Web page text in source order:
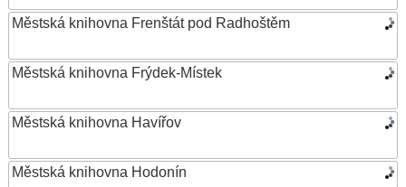
Městská knihovna Frenštát pod Radhoštěm
Městská knihovna Frýdek-Místek
Městská knihovna Havířov
Městská knihovna Hodonín